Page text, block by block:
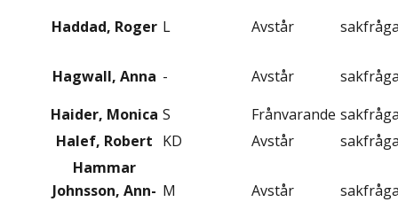
Haddad, Roger L Avstår
Hagwall, Anna - Avstår
Haider, Monica S Frånvarande
Halef, Robert KD Avstår
Hammar
Johnsson, Ann- M Avstår